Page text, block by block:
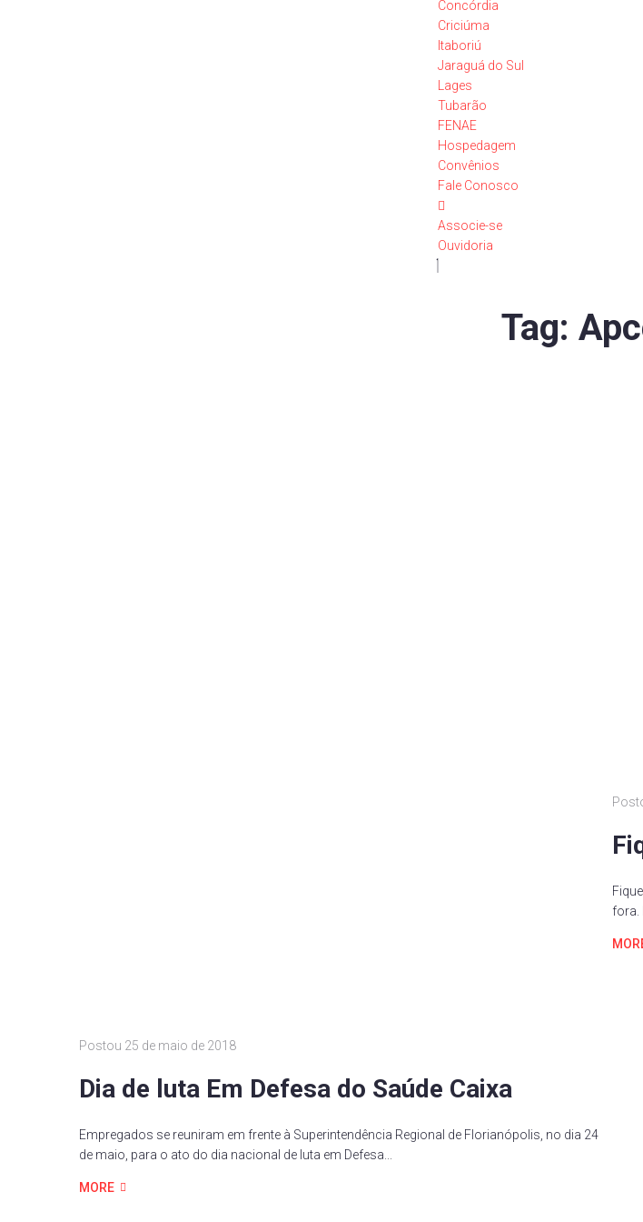
Concórdia
Criciúma
Itaboriú
Jaraguá do Sul
Lages
Tubarão
FENAE
Hospedagem
Convênios
Fale Conosco
Associe-se
Ouvidoria
Tag:
fora.
Postou 25 de maio de 2018
Dia de luta Em Defesa do Saúde Caixa
Empregados se reuniram em frente à Superintendência Regional de Florianópolis, no dia 24
de maio, para o ato do dia nacional de luta em Defesa...
MORE